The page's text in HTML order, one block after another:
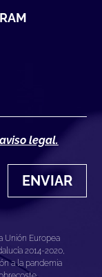
aviso legal.
ENVIAR
Unión Europea
2014-2020,
a la pandemia